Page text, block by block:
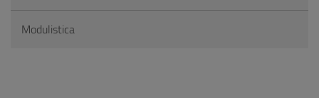
Modulistica